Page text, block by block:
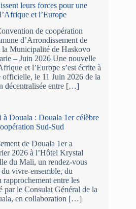
leurs forces pour une
et l’Europe
de coopération
d’Arrondissement de
Municipalité de Haskovo
– Juin 2026 Une nouvelle
et l’Europe s’est écrite à
le 11 Juin 2026 de la
décentralisée entre […]
Douala : Douala 1er célèbre
Sud-Sud
de Douala 1er a
2026 à l’Hôtel Krystal
du Mali, un rendez-vous
vivre-ensemble, du
entre les
par le Consulat Général de la
en collaboration […]